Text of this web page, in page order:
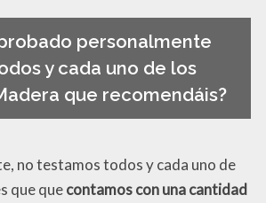
personalmente
y cada uno de los
que recomendáis?
no testamos todos y cada uno de
que quecontamos con una cantidad